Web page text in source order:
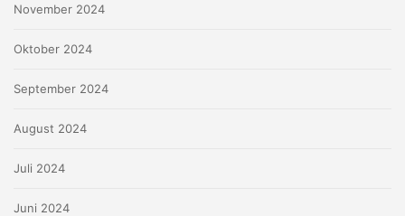
November 2024
Oktober 2024
September 2024
August 2024
Juli 2024
Juni 2024